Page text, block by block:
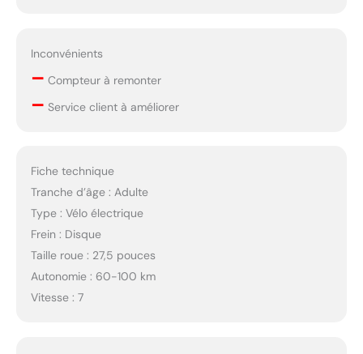
Inconvénients
– Compteur à remonter
– Service client à améliorer
Fiche technique
Tranche d’âge : Adulte
Type : Vélo électrique
Frein : Disque
Taille roue : 27,5 pouces
Autonomie : 60-100 km
Vitesse : 7